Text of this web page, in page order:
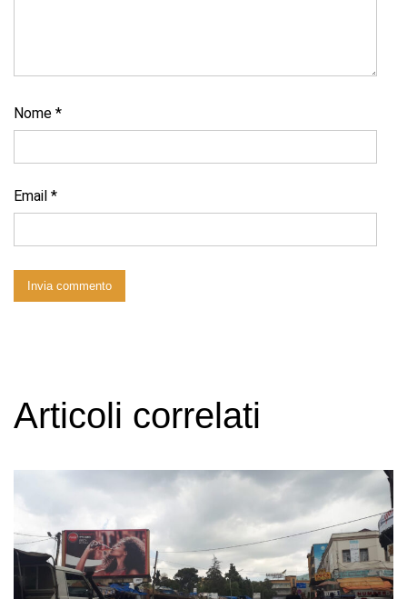
Nome *
Email *
Articoli correlati